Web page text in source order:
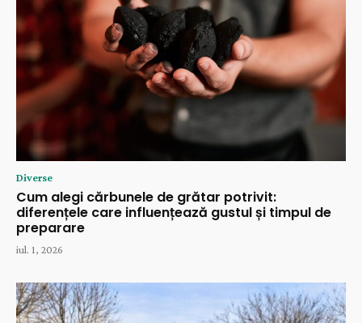
Diverse
Cum alegi cărbunele de grătar potrivit:
diferențele care influențează gustul și timpul de
preparare
iul. 1, 2026